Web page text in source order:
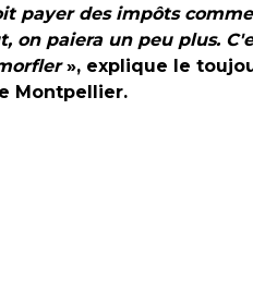
payer des impôts
on paiera un peu plus.
», explique le
Montpellier.